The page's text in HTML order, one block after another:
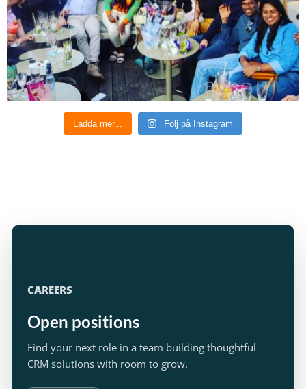
Ladda mer... Följ på Instagram
CAREERS
Open positions
Find your next role in a team building thoughtful
CRM solutions with room to grow.